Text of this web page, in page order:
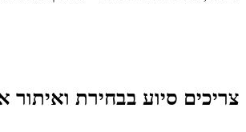
צריכים סיוע בבחירת ואיתור